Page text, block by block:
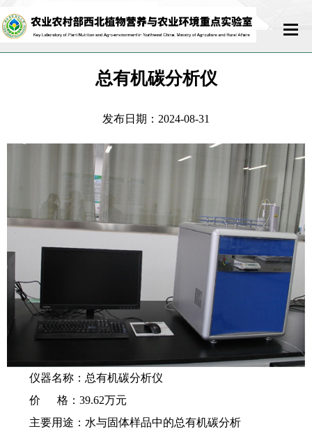
科研队伍
开放交流
运行管理
联系我们
总有机碳分析仪
发布日期：2024-08-31
仪器名称：总有机碳分析仪
价 格：39.62万元
主要用途：水与固体样品中的总有机碳分析